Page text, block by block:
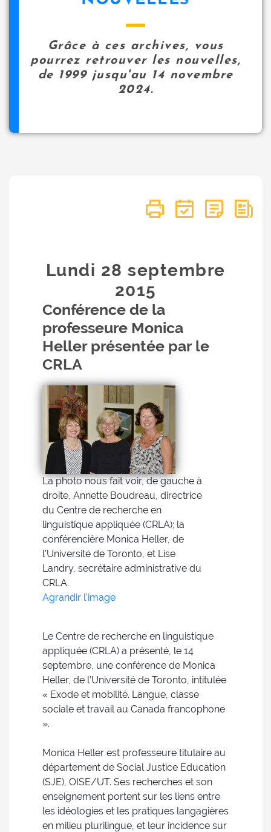
Grâce à ces archives, vous
pourrez retrouver les nouvelles,
de 1999 jusqu'au 14 novembre
2024.
Lundi 28 septembre
2015
Conférence de la
professeure Monica
Heller présentée par le
CRLA
La photo nous fait voir, de gauche à
droite, Annette Boudreau, directrice
du Centre de recherche en
linguistique appliquée (CRLA); la
conférencière Monica Heller, de
l’Université de Toronto, et Lise
Landry, secrétaire administrative du
CRLA.
Agrandir l'image
Le Centre de recherche en linguistique
appliquée (CRLA) a présenté, le 14
septembre, une conférence de Monica
Heller, de l’Université de Toronto, intitulée
« Exode et mobilité. Langue, classe
sociale et travail au Canada francophone
».
Monica Heller est professeure titulaire au
département de Social Justice Education
(SJE), OISE/UT. Ses recherches et son
enseignement portent sur les liens entre
les idéologies et les pratiques langagières
en milieu plurilingue, et leur incidence sur